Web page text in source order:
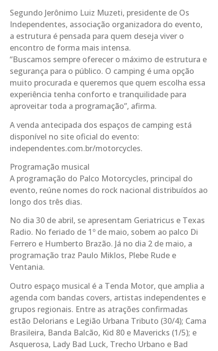
Segundo Jerônimo Luiz Muzeti, presidente de Os
Independentes, associação organizadora do evento,
a estrutura é pensada para quem deseja viver o
encontro de forma mais intensa.
“Buscamos sempre oferecer o máximo de estrutura e
segurança para o público. O camping é uma opção
muito procurada e queremos que quem escolha essa
experiência tenha conforto e tranquilidade para
aproveitar toda a programação”, afirma.
A venda antecipada dos espaços de camping está
disponível no site oficial do evento:
independentes.com.br/motorcycles.
Programação musical
A programação do Palco Motorcycles, principal do
evento, reúne nomes do rock nacional distribuídos ao
longo dos três dias.
No dia 30 de abril, se apresentam Geriatricus e Texas
Radio. No feriado de 1º de maio, sobem ao palco Di
Ferrero e Humberto Brazão. Já no dia 2 de maio, a
programação traz Paulo Miklos, Plebe Rude e
Ventania.
Outro espaço musical é a Tenda Motor, que amplia a
agenda com bandas covers, artistas independentes e
grupos regionais. Entre as atrações confirmadas
estão Delorians e Legião Urbana Tributo (30/4); Cama
Brasileira, Banda Balcão, Kid 80 e Mavericks (1/5); e
Asquerosa, Lady Bad Luck, Trecho Urbano e Bad